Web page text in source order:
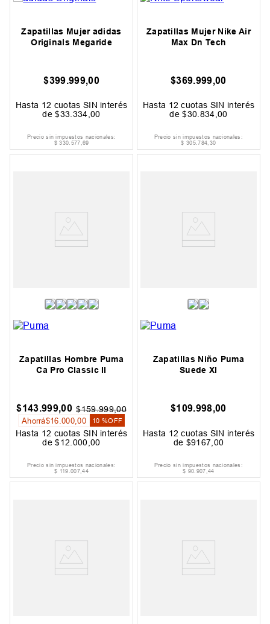
Zapatillas Mujer adidas
Originals Megaride
$399.999,00
Hasta 12 cuotas SIN interés
de$33.334,00
Precio sin impuestos nacionales:
$ 330.577,69
Zapatillas Mujer Nike Air
Max Dn Tech
$369.999,00
Hasta 12 cuotas SIN interés
de$30.834,00
Precio sin impuestos nacionales:
$ 305.784,30
Zapatillas Hombre Puma
Ca Pro Classic II
$143.999,00 $159.999,00
Ahorrá$16 .000 ,00 10 %OFF
Hasta 12 cuotas SIN interés
de$12 000 ,00
Precio sin impuestos nacionales:
$ 119.007,44
Zapatillas Niño Puma
Suede Xl
$109.998,00
Hasta 12 cuotas SIN interés
de $9167 00
Precio sin impuestos nacionales:
$ 90.907,44